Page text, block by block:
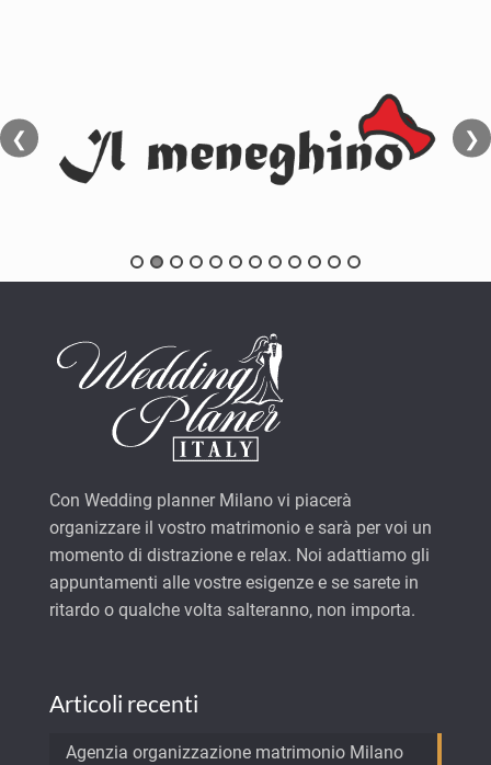
❮ ❯
Con Wedding planner Milano vi piacerà
organizzare il vostro matrimonio e sarà per voi un
momento di distrazione e relax. Noi adattiamo gli
appuntamenti alle vostre esigenze e se sarete in
ritardo o qualche volta salteranno, non importa.
Articoli recenti
Agenzia organizzazione matrimonio Milano